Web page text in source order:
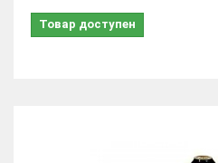
Товар доступен